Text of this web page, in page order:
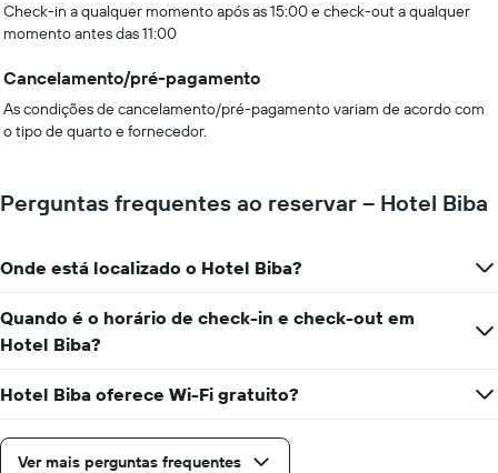
Check-in a qualquer momento após as 15:00 e check-out a qualquer
momento antes das 11:00
Cancelamento/pré-pagamento
As condições de cancelamento/pré-pagamento variam de acordo com
o tipo de quarto e fornecedor.
Perguntas frequentes ao reservar – Hotel Biba
Onde está localizado o Hotel Biba?
Quando é o horário de check-in e check-out em
Hotel Biba?
Hotel Biba oferece Wi-Fi gratuito?
Ver mais perguntas frequentes